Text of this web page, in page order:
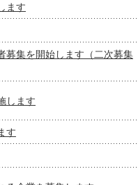
ます
募集を開始します（二次募集
します
す